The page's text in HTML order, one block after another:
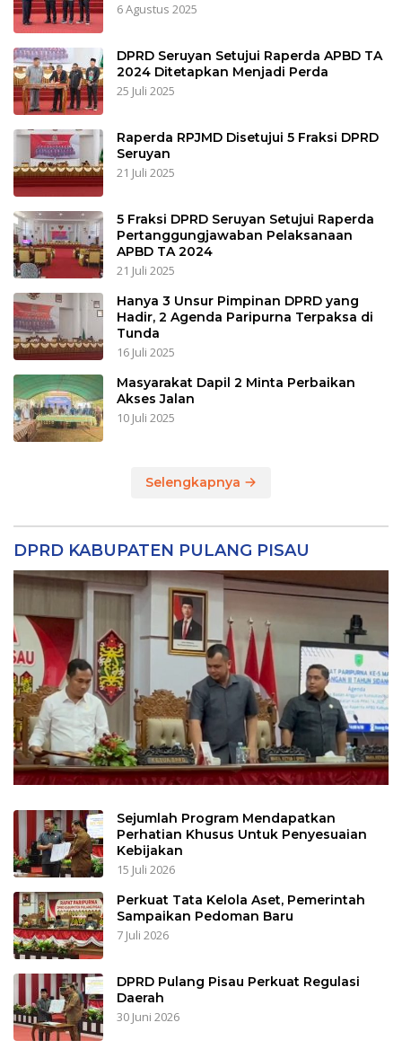
6 Agustus 2025
DPRD Seruyan Setujui Raperda APBD TA
2024 Ditetapkan Menjadi Perda
25 Juli 2025
Raperda RPJMD Disetujui 5 Fraksi DPRD
Seruyan
21 Juli 2025
5 Fraksi DPRD Seruyan Setujui Raperda
Pertanggungjawaban Pelaksanaan
APBD TA 2024
21 Juli 2025
Hanya 3 Unsur Pimpinan DPRD yang
Hadir, 2 Agenda Paripurna Terpaksa di
Tunda
16 Juli 2025
Masyarakat Dapil 2 Minta Perbaikan
Akses Jalan
10 Juli 2025
Selengkapnya
DPRD KABUPATEN PULANG PISAU
Sejumlah Program Mendapatkan
Perhatian Khusus Untuk Penyesuaian
Kebijakan
15 Juli 2026
Perkuat Tata Kelola Aset, Pemerintah
Sampaikan Pedoman Baru
7 Juli 2026
DPRD Pulang Pisau Perkuat Regulasi
Daerah
30 Juni 2026